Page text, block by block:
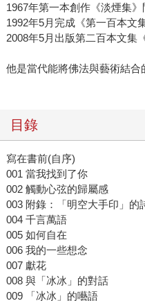
1967年第一本創作《淡煙集》
1992年5月完成《第一百本文集
2008年5月出版第二百本文集
他是當代能將佛法與藝術結合
目錄
寫在書前(自序)
001 當我找到了你
002 觸動心弦的歸屬感
003 附錄：「明空大手印」的
004 千言萬語
005 如何自在
006 我的一些想念
007 獻花
008 與「冰冰」的對話
009 「冰冰」的囈語